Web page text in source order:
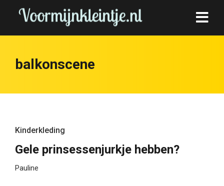
balkonscene
Kinderkleding
Gele prinsessenjurkje hebben?
Pauline